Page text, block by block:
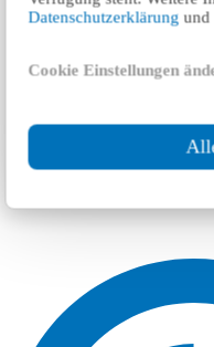
Datenschutzerklärung
Cookie Einstellungen